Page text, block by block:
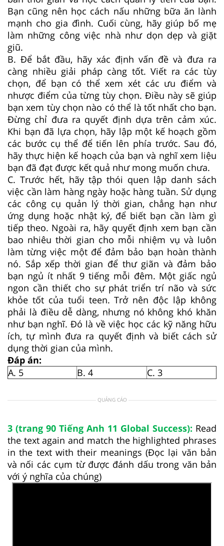
Bạn cũng nên học cách nấu những bữa ăn lành
mạnh cho gia đình. Cuối cùng, hãy giúp bố mẹ
làm những công việc nhà như dọn dẹp và giặt
giũ.
B. Để bắt đầu, hãy xác định vấn đề và đưa ra
càng nhiều giải pháp càng tốt. Viết ra các tùy
chọn, để bạn có thể xem xét các ưu điểm và
nhược điểm của từng tùy chọn. Điều này sẽ giúp
bạn xem tùy chọn nào có thể là tốt nhất cho bạn.
Đừng chỉ đưa ra quyết định dựa trên cảm xúc.
Khi bạn đã lựa chọn, hãy lập một kế hoạch gồm
các bước cụ thể để tiến lên phía trước. Sau đó,
hãy thực hiện kế hoạch của bạn và nghĩ xem liệu
bạn đã đạt được kết quả như mong muốn chưa.
C. Trước hết, hãy tập thói quen lập danh sách
việc cần làm hàng ngày hoặc hàng tuần. Sử dụng
các công cụ quản lý thời gian, chẳng hạn như
ứng dụng hoặc nhật ký, để biết bạn cần làm gì
tiếp theo. Ngoài ra, hãy quyết định xem bạn cần
bao nhiêu thời gian cho mỗi nhiệm vụ và luôn
làm từng việc một để đảm bảo bạn hoàn thành
nó. Sắp xếp thời gian để thư giãn và đảm bảo
bạn ngủ ít nhất 9 tiếng mỗi đêm. Một giấc ngủ
ngon cần thiết cho sự phát triển trí não và sức
khỏe tốt của tuổi teen. Trở nên độc lập không
phải là điều dễ dàng, nhưng nó không khó khăn
như bạn nghĩ. Đó là về việc học các kỹ năng hữu
ích, tự mình đưa ra quyết định và biết cách sử
dụng thời gian của mình.
Đáp án:
A. 5
B. 4 C. 3
QUẢNG CÁO
3 (trang 90 Tiếng Anh 11 Global Success): Read
the text again and match the highlighted phrases
in the text with their meanings (Đọc lại văn bản
và nối các cụm từ được đánh dấu trong văn bản
với ý nghĩa của chúng)